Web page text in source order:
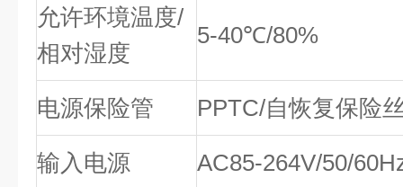
允许环境温度/
相对湿度
5-40℃/80%
电源保险管 PPTC/自恢复保险
输入电源 AC85-264V/50/